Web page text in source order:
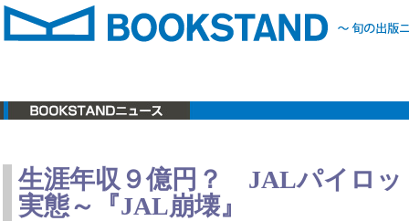
生涯年収９億円？ JALパイロッ
実態～『JAL崩壊』